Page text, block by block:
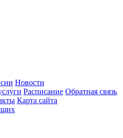
Новости
Расписание Обратная связь
Карта сайта